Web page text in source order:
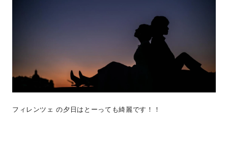
フィレンツェ の夕日はとーっても綺麗です！！